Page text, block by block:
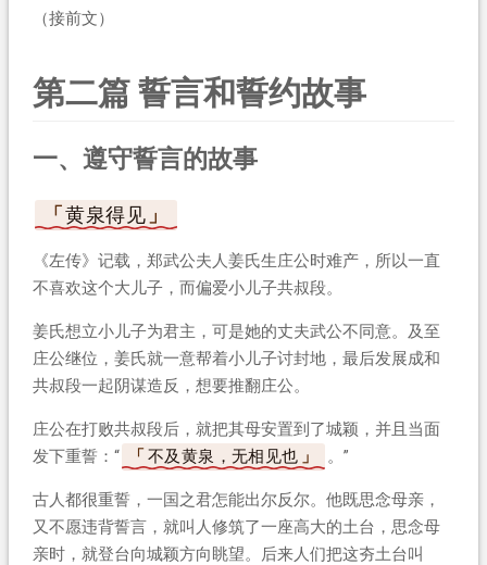
（接前文）
第二篇 誓言和誓约故事
一、遵守誓言的故事
黄泉得见
《左传》记载，郑武公夫人姜氏生庄公时难产，所以一直
不喜欢这个大儿子，而偏爱小儿子共叔段。
姜氏想立小儿子为君主，可是她的丈夫武公不同意。及至
庄公继位，姜氏就一意帮着小儿子讨封地，最后发展成和
共叔段一起阴谋造反，想要推翻庄公。
庄公在打败共叔段后，就把其母安置到了城颖，并且当面
发下重誓：“
不及黄泉，无相见也 。”
古人都很重誓，一国之君怎能出尔反尔。他既思念母亲，
又不愿违背誓言，就叫人修筑了一座高大的土台，思念母
亲时，就登台向城颖方向眺望。后来人们把这夯土台叫